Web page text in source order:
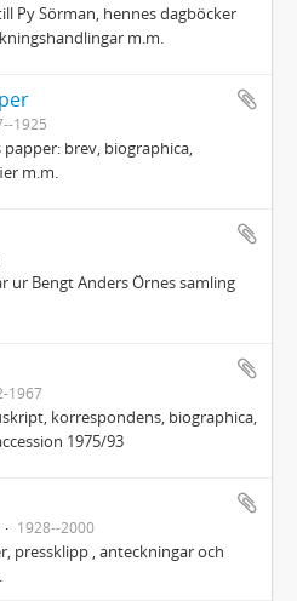
Py Sörman, hennes dagböcker
m.m.
1925
brev, biographica,
m.m.
ur Bengt Anders Örnes samling
1967
korrespondens, biographica,
1975/93
1928--2000
pressklipp , anteckningar och